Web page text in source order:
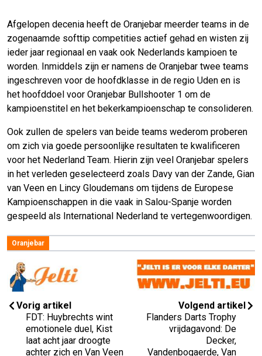
Afgelopen decenia heeft de Oranjebar meerder teams in de
zogenaamde softtip competities actief gehad en wisten zij
ieder jaar regionaal en vaak ook Nederlands kampioen te
worden. Inmiddels zijn er namens de Oranjebar twee teams
ingeschreven voor de hoofdklasse in de regio Uden en is
het hoofddoel voor Oranjebar Bullshooter 1 om de
kampioenstitel en het bekerkampioenschap te consolideren.
Ook zullen de spelers van beide teams wederom proberen
om zich via goede persoonlijke resultaten te kwalificeren
voor het Nederland Team. Hierin zijn veel Oranjebar spelers
in het verleden geselecteerd zoals Davy van der Zande, Gian
van Veen en Lincy Gloudemans om tijdens de Europese
Kampioenschappen in die vaak in Salou-Spanje worden
gespeeld als International Nederland te vertegenwoordigen.
Oranjebar
Vorig artikel
FDT: Huybrechts wint
emotionele duel, Kist
laat acht jaar droogte
achter zich en Van Veen
Volgend artikel
Flanders Darts Trophy
vrijdagavond: De
Decker,
Vandenbogaerde, Van